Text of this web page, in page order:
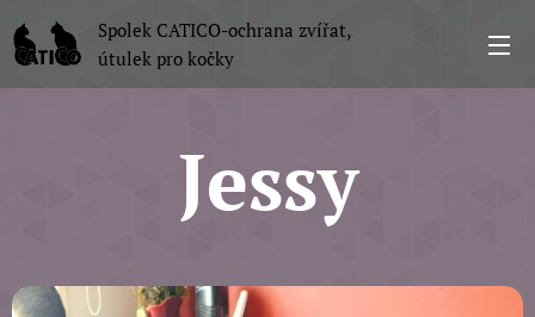
Spolek CATICO-ochrana zvířat,
útulek pro kočky
Jessy